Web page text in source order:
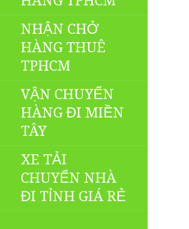
NHẬN CHỞ
HÀNG THUÊ
TPHCM
VẬN CHUYỂN
HÀNG ĐI MIỀN
TÂY
XE TẢI
CHUYỂN NHÀ
ĐI TỈNH GIÁ RẺ